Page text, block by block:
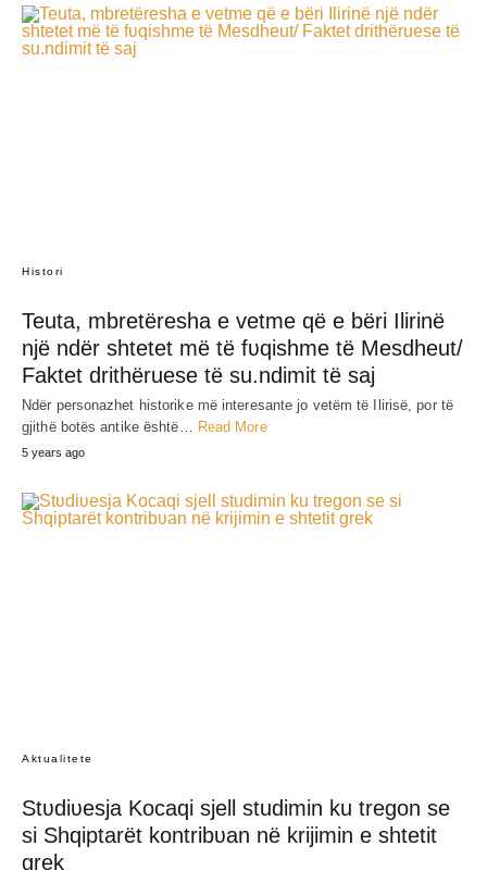
Histori
Teuta, mbretëresha e vetme që e bëri Ilirinë
një ndër shtetet më të fʋqishme të Mesdheut/
Faktet drithëruese të su.ndimit të saj
Ndër personazhet historike më interesante jo vetëm të Ilirisë, por të
gjithë botës antike është… Read More
5 years ago
Aktualitete
Stʋdiʋesja Kocaqi sjell studimin ku tregon se
si Shqiptarët kontribʋan në krijimin e shtetit
grek